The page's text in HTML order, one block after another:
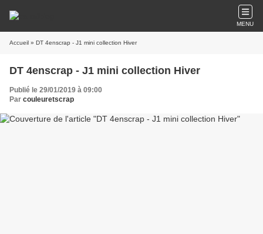
MENU
Accueil » DT 4enscrap - J1 mini collection Hiver
DT 4enscrap - J1 mini collection Hiver
Publié le 29/01/2019 à 09:00
Par couleuretscrap